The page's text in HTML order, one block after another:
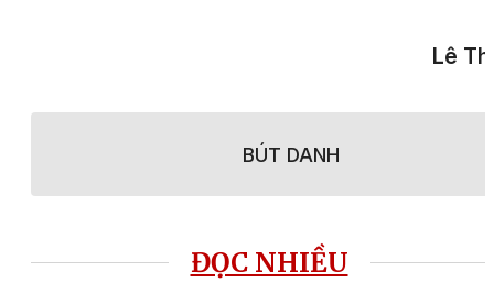
Lê
BÚT DANH
ĐỌC NHIỀU